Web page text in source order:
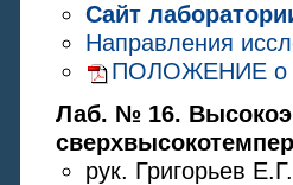
Сайт
Направления
ПОЛОЖЕНИЕ о
Лаб. № 16.
рук. Григорьев Е.Г.